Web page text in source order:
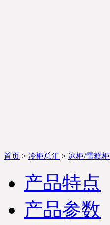
首页 > 冷柜总汇 > 冰柜/雪糕柜
产品特点
产品参数